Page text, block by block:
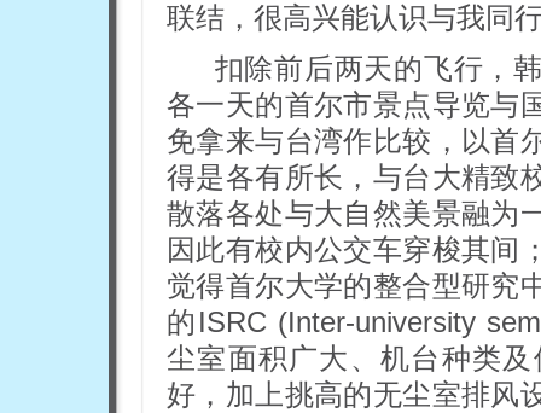
联结，很高兴能认识与我同
扣除前后两天的飞行，
各一天的首尔市景点导览与
免拿来与台湾作比较，以首
得是各有所长，与台大精致
散落各处与大自然美景融为
因此有校内公交车穿梭其间
觉得首尔大学的整合型研究
的ISRC (Inter-university
尘室面积广大、机台种类
好，加上挑高的无尘室排风